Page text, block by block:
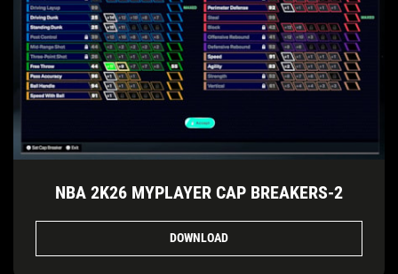
NBA 2K26 MYPLAYER CAP BREAKERS-2
DOWNLOAD